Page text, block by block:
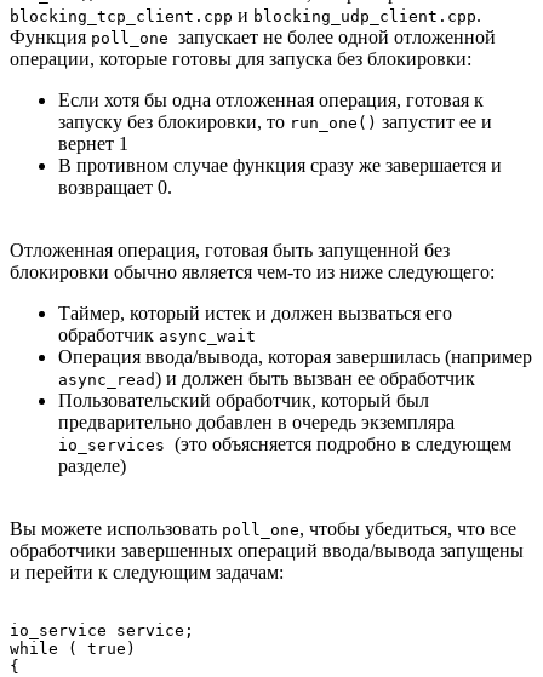
blocking_tcp_client.cpp и blocking_udp_client.cpp.
Функция poll_one запускает не более одной отложенной
операции, которые готовы для запуска без блокировки:
Если хотя бы одна отложенная операция, готовая к
запуску без блокировки, то run_one() запустит ее и
вернет 1
В противном случае функция сразу же завершается и
возвращает 0.
Отложенная операция, готовая быть запущенной без
блокировки обычно является чем-то из ниже следующего:
Таймер, который истек и должен вызваться его
обработчик async_wait
Операция ввода/вывода, которая завершилась (например
async_read) и должен быть вызван ее обработчик
Пользовательский обработчик, который был
предварительно добавлен в очередь экземпляра
io_services (это объясняется подробно в следующем
разделе)
Вы можете использовать poll_one, чтобы убедиться, что все
обработчики завершенных операций ввода/вывода запущены
и перейти к следующим задачам:
io_service service;
while ( true)
{